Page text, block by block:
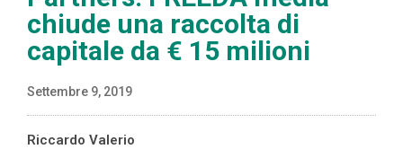
chiude una raccolta di
capitale da € 15 milioni
Settembre 9, 2019
Riccardo Valerio